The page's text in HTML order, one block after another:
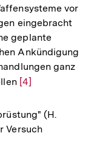
vor
eingebracht
geplante
Ankündigung
ganz
Zur
der
Fußnote
[4]
(H.
Versuch